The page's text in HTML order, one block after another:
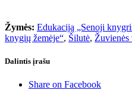
Žymės: Edukaciją „Senoji
knygių žemėje“, Šilutė, Žuvienės
Dalintis įrašu
Share on Facebook